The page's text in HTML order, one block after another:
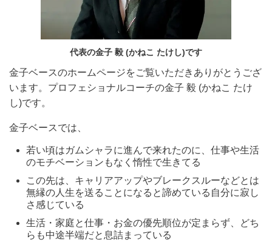
代表の金子 毅 (かねこ たけし)です
金子ベースのホームページをご覧いただきありがとうござ
います。プロフェショナルコーチの金子 毅 (かねこ たけ
し)です。
金子ベースでは、
若い頃はガムシャラに進んで来れたのに、仕事や生活
のモチベーションもなく惰性で生きてる
この先は、キャリアアップやブレークスルーなどとは
無縁の人生を送ることになると諦めている自分に寂し
さ感じている
生活・家庭と仕事・お金の優先順位が定まらず、どち
らも中途半端だと息詰まっている